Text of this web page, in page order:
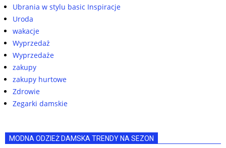
Ubrania w stylu basic Inspiracje
Uroda
wakacje
Wyprzedaż
Wyprzedaże
zakupy
zakupy hurtowe
Zdrowie
Zegarki damskie
MODNA ODZIEŻ DAMSKA TRENDY NA SEZON